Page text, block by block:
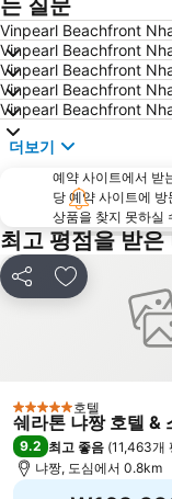
는 질문
Vinpearl Beachfront
Vinpearl Beachfront
Vinpearl Beachfront
Vinpearl Beachfront
Vinpearl Beachfront
더보기
예약 사이트에서 받
당 예약 사이트에
상품을 찾지 못하실
최고 평점을 받
공유 즐겨찾기에 추
5 성급 호텔
쉐라톤 냐짱 호텔 &
9.2 최고 좋음 (11,463개
냐짱, 도심에서 0.8km